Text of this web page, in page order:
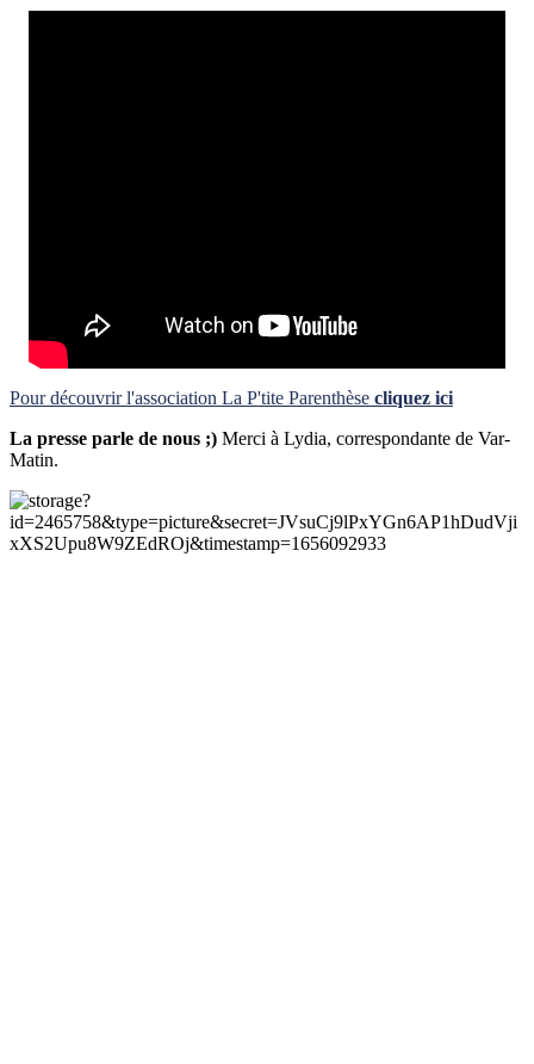
Pour découvrir l'association La P'tite Parenthèse cliquez ici
La presse parle de nous ;) Merci à Lydia, correspondante de Var-
Matin.